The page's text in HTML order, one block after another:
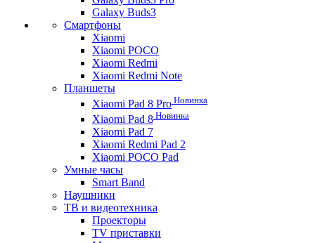
Galaxy Buds3
Смартфоны
Xiaomi
Xiaomi POCO
Xiaomi Redmi
Xiaomi Redmi Note
Планшеты
Xiaomi Pad 8 Pro Новинка
Xiaomi Pad 8 Новинка
Xiaomi Pad 7
Xiaomi Redmi Pad 2
Xiaomi POCO Pad
Умные часы
Smart Band
Наушники
ТВ и видеотехника
Проекторы
TV приставки